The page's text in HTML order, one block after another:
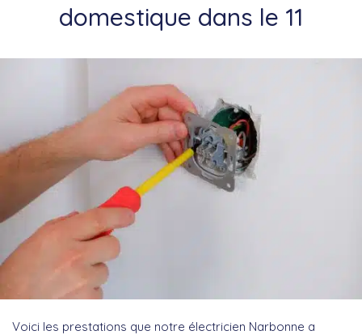
domestique dans le 11
Voici les prestations que notre électricien Narbonne a